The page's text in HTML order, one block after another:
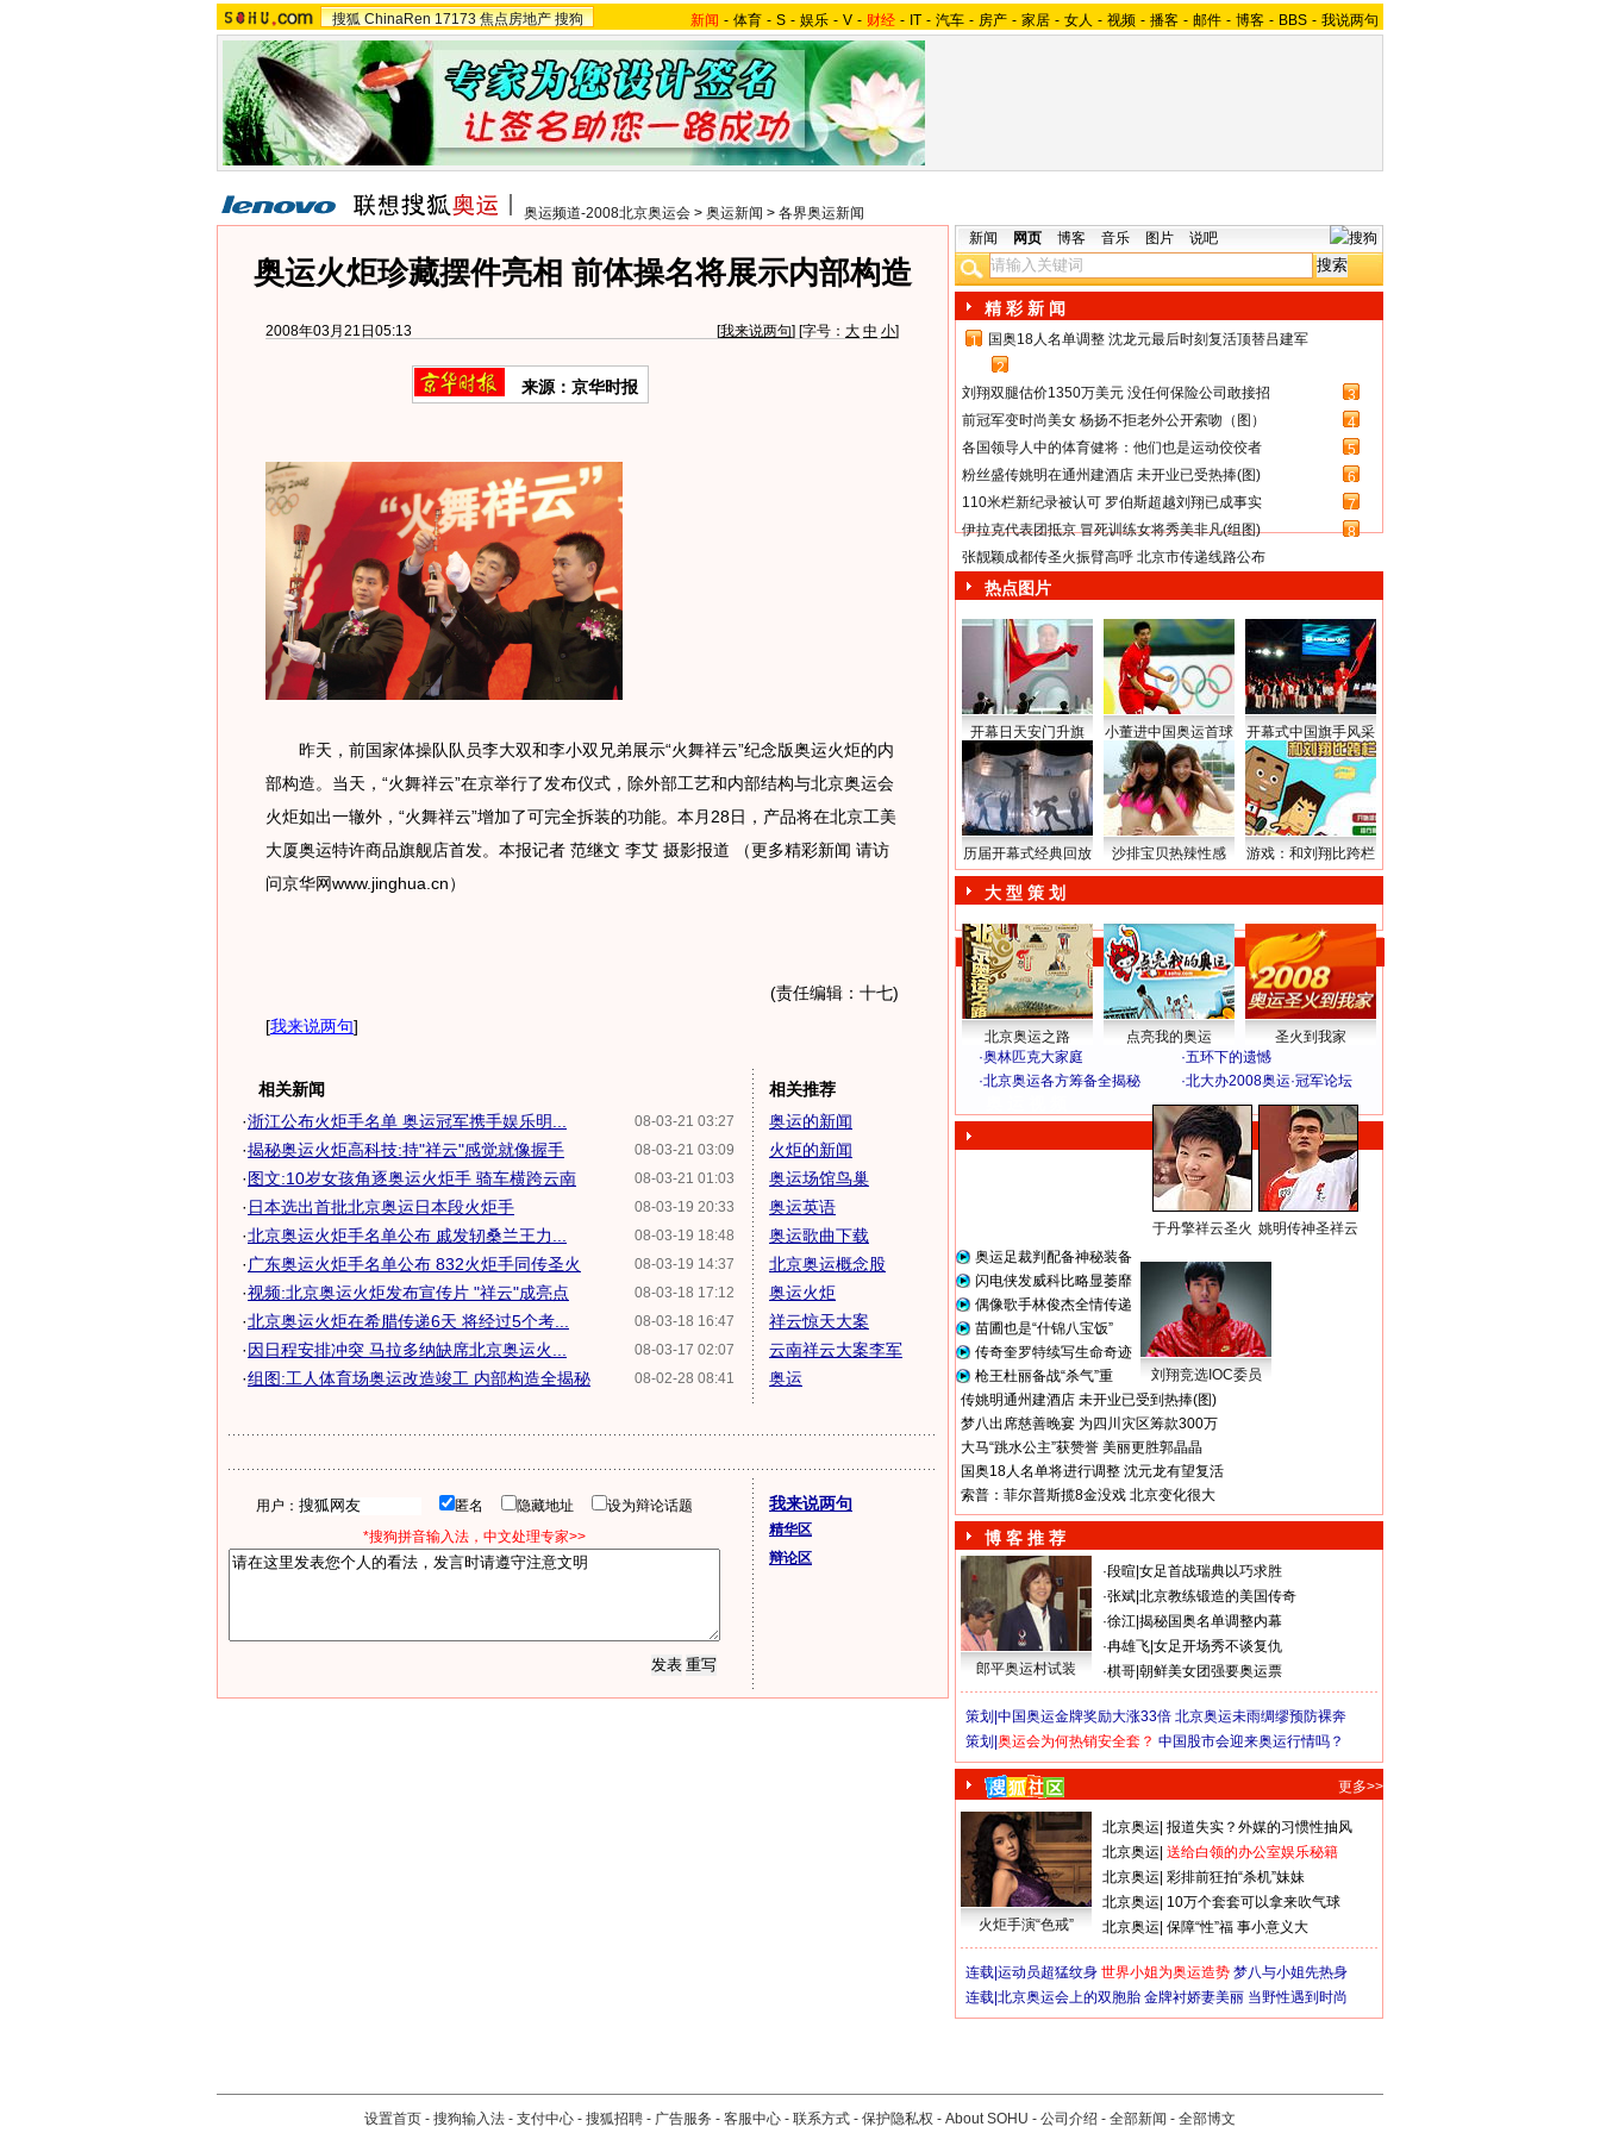
搜狐 ChinaRen 17173 焦点房地产 搜狗 新闻 - 体育 - S - 娱乐 - V - 财经 - IT - 汽车 - 房产 - 家居 - 女人 - 视频 - 播客 - 邮件 - 博客 - BBS - 我说两句
奥运频道-2008北京奥运会 > 奥运新闻 > 各界奥运新闻
奥运火炬珍藏摆件亮相 前体操名将展示内部构造
2008年03月21日05:13 [我来说两句] [字号： 大 中 小]
来源：京华时报
昨天，前国家体操队队员李大双和李小双兄弟展示“火舞祥云”纪念版奥运火炬的内
部构造。当天，“火舞祥云”在京举行了发布仪式，除外部工艺和内部结构与北京奥运会
火炬如出一辙外，“火舞祥云”增加了可完全拆装的功能。本月28日，产品将在北京工美
大厦奥运特许商品旗舰店首发。本报记者 范继文 李艾 摄影报道 （更多精彩新闻 请访
问京华网www.jinghua.cn）
(责任编辑：十七)
[我来说两句]
相关新闻
08-03-21 03:27
·浙江公布火炬手名单 奥运冠军携手娱乐明...
08-03-21 03:09
·揭秘奥运火炬高科技:持"祥云"感觉就像握手
08-03-21 01:03
·图文:10岁女孩角逐奥运火炬手 骑车横跨云南
08-03-19 20:33
· 日本选出首批北京奥运日本段火炬手
08-03-19 18:48
·北京奥运火炬手名单公布 戚发轫桑兰王力...
08-03-19 14:37
· 广东奥运火炬手名单公布 832火炬手同传圣火
08-03-18 17:12
·视频:北京奥运火炬发布宣传片 "祥云"成亮点
08-03-18 16:47
·北京奥运火炬在希腊传递6天 将经过5个考...
08-03-17 02:07
·因日程安排冲突 马拉多纳缺席北京奥运火...
08-02-28 08:41
·组图:工人体育场奥运改造竣工 内部构造全揭秘
相关推荐
奥运的新闻
火炬的新闻
奥运场馆鸟巢
奥运英语
奥运歌曲下载
北京奥运概念股
奥运火炬
祥云惊天大案
云南祥云大案李军
奥运
用户： 匿名 隐藏地址
设为辩论话题
*搜狗拼音输入法，中文处理专家>>
我来说两句
精华区
辩论区
新闻 网页 博客 音乐 图片 说吧
精 彩 新 闻
1
国奥18人名单调整 沈龙元最后时刻复活顶替吕建军
2
刘翔双腿估价1350万美元 没任何保险公司敢接招
3
前冠军变时尚美女 杨扬不拒老外公开索吻（图）
4
各国领导人中的体育健将：他们也是运动佼佼者
5
粉丝盛传姚明在通州建酒店 未开业已受热捧(图)
6
110米栏新纪录被认可 罗伯斯超越刘翔已成事实
7
伊拉克代表团抵京 冒死训练女将秀美非凡(组图)
8
张靓颖成都传圣火振臂高呼 北京市传递线路公布
热点图片
开幕日天安门升旗 小董进中国奥运首球 开幕式中国旗手风采
历届开幕式经典回放 沙排宝贝热辣性感 游戏：和刘翔比跨栏
大 型 策 划
北京奥运之路 点亮我的奥运
圣火到我家
·奥林匹克大家庭 ·五环下的遗憾
·北京奥运各方筹备全揭秘 ·北大办2008奥运·冠军论坛
于丹擎祥云圣火 姚明传神圣祥云
奥运足裁判配备神秘装备
闪电侠发威科比略显萎靡
偶像歌手林俊杰全情传递
苗圃也是“什锦八宝饭”
传奇奎罗特续写生命奇迹
枪王杜丽备战“杀气”重
刘翔竞选IOC委员
传姚明通州建酒店 未开业已受到热捧(图)
梦八出席慈善晚宴 为四川灾区筹款300万
大马“跳水公主”获赞誉 美丽更胜郭晶晶
国奥18人名单将进行调整 沈元龙有望复活
索普：菲尔普斯揽8金没戏 北京变化很大
博 客 推 荐
郎平奥运村试装
·段暄 女足首战瑞典以巧求胜
·张斌 北京教练锻造的美国传奇
·徐江 揭秘国奥名单调整内幕
·冉雄飞 女足开场秀不谈复仇
·棋哥 朝鲜美女团强要奥运票
策划| 中国奥运金牌奖励大涨33倍 北京奥运未雨绸缪预防裸奔
策划| 奥运会为何热销安全套？ 中国股市会迎来奥运行情吗？
更多>>
火炬手演“色戒”
北京奥运 报道失实？外媒的习惯性抽风
北京奥运 送给白领的办公室娱乐秘籍
北京奥运 彩排前狂拍“杀机”妹妹
北京奥运 10万个套套可以拿来吹气球
北京奥运 保障“性”福 事小意义大
连载| 运动员超猛纹身 世界小姐为奥运造势 梦八与小姐先热身
连载| 北京奥运会上的双胞胎 金牌衬娇妻美丽 当野性遇到时尚
设置首页 - 搜狗输入法 - 支付中心 - 搜狐招聘 - 广告服务 - 客服中心 - 联系方式 - 保护隐私权 - About SOHU - 公司介绍 - 全部新闻 - 全部博文